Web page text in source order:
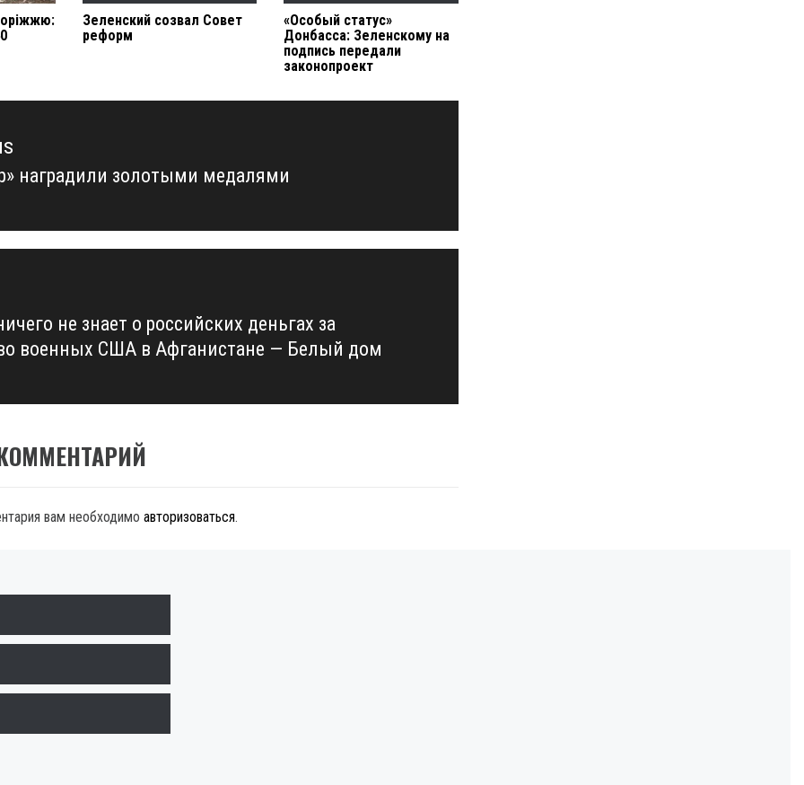
Зеленский созвал Совет
реформ
«Особый статус»
Донбасса: Зеленскому на
подпись передали
законопроект
наградили золотыми медалями
не знает о российских деньгах за
военных США в Афганистане — Белый дом
вам необходимо авторизоваться.